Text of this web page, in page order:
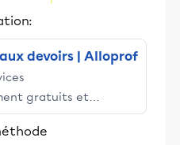
devoirs | Alloprof
gratuits et
engage les élèves
la réussite